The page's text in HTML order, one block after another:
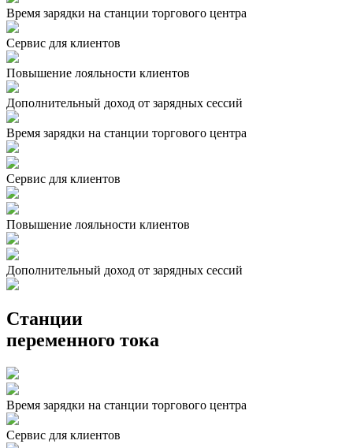
Время зарядки на станции торгового центра
Сервис для клиентов
Повышение лояльности клиентов
Дополнительный доход от зарядных сессий
Время зарядки на станции торгового центра
Сервис для клиентов
Повышение лояльности клиентов
Дополнительный доход от зарядных сессий
Станции
переменного тока
Время зарядки на станции торгового центра
Сервис для клиентов